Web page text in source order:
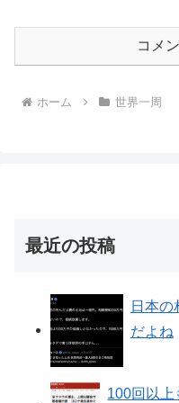
コメ
ホーム 世界一周
最近の投稿
日本の
だよね
100回以上